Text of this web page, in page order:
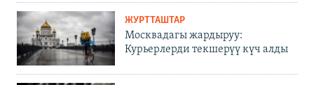
ЖУРТТАШТАР
Москвадагы жардыруу:
Курьерлерди текшерүү күч алды